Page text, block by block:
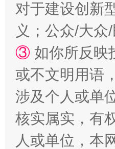
招工难、用工荒背后
对于建设创新
义；公众/大
③ 如你所反映
或不文明用语
涉及个人或单
核实属实，有
人或单位，本